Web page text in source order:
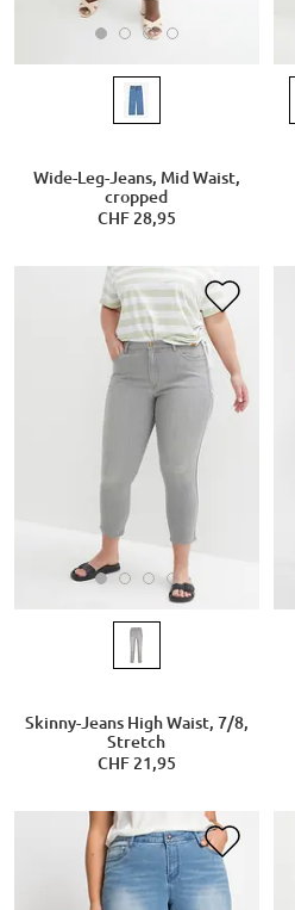
Wide-Leg-Jeans, Mid Waist,
cropped
CHF 28,95
Skinny-Jeans High Waist, 7/8,
Stretch
CHF 21,95